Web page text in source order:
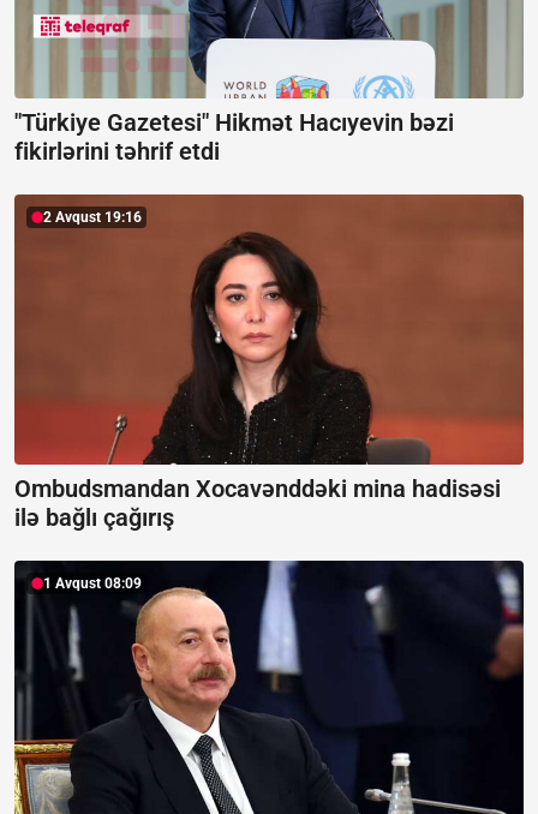
"Türkiye Gazetesi" Hikmət Hacıyevin bəzi
fikirlərini təhrif etdi
2 Avqust 19:16
Ombudsmandan Xocavənddəki mina hadisəsi
ilə bağlı çağırış
1 Avqust 08:09